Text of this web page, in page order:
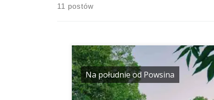
11 postów
Na południe od Powsina